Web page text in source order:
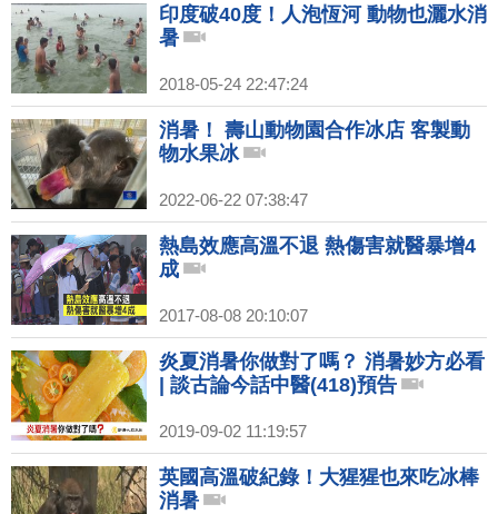
印度破40度！人泡恆河 動物也灑水消
暑
2018-05-24 22:47:24
消暑！ 壽山動物園合作冰店 客製動
物水果冰
2022-06-22 07:38:47
熱島效應高溫不退 熱傷害就醫暴增4
成
2017-08-08 20:10:07
炎夏消暑你做對了嗎？ 消暑妙方必看
| 談古論今話中醫(418)預告
2019-09-02 11:19:57
英國高溫破紀錄！大猩猩也來吃冰棒
消暑